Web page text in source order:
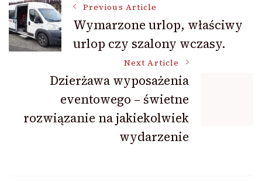
Post
Navigation
Previous Article
Wymarzone urlop, właściwy
urlop czy szalony wczasy.
Next Article
Dzierżawa wyposażenia
eventowego – świetne
rozwiązanie na jakiekolwiek
wydarzenie